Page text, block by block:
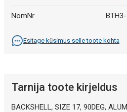
NomNr
Esitage küsimus selle toote kohta
Tarnija toote kirjeldus
BACKSHELL, SIZE 17, 90DEG,